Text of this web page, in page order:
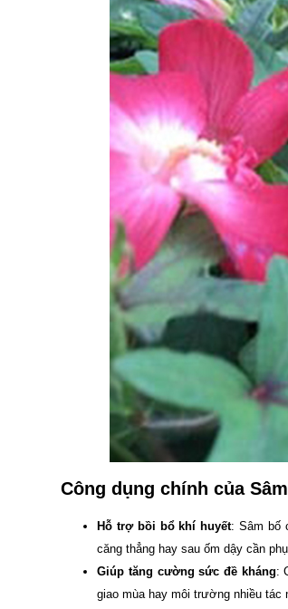
Công dụng chính của
Hỗ trợ bồi bổ khí huyết: Sâm bố
căng thẳng hay sau ốm dậy cần
Giúp tăng cường sức đề kháng:
giao mùa hay môi trường nhiều tác